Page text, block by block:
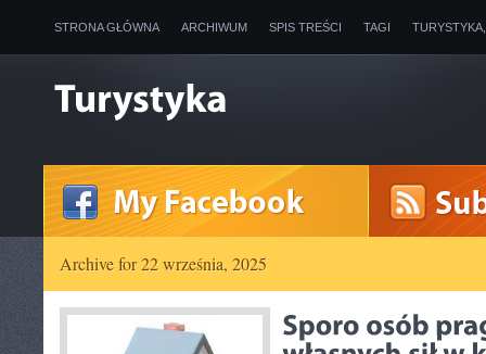
STRONA GŁÓWNA ARCHIWUM SPIS TREŚCI TAGI
Archive for 22 września, 2025